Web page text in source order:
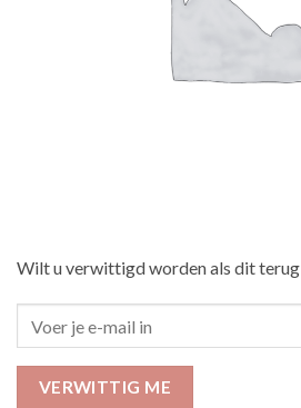
Wilt u verwittigd worden als dit terug
VERWITTIG ME